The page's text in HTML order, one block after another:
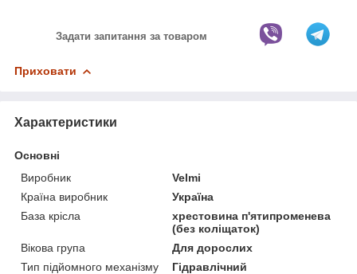
Задати запитання за товаром
Приховати
Характеристики
Основні
Виробник
Velmi
Країна виробник
Україна
База крісла
хрестовина п'ятипроменева
(без коліщаток)
Вікова група
Для дорослих
Тип підйомного механізму
Гідравлічний